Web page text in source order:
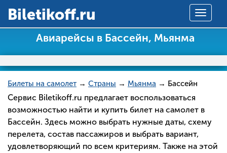
Toggle
Вiletikoff.ru
Авиарейсы в Бассейн, Мьянма
Билеты на самолет → Страны → Мьянма → Бассейн
Сервис Biletikoff.ru предлагает воспользоваться
возможностью найти и купить билет на самолет в
Бассейн. Здесь можно выбрать нужные даты, схему
перелета, состав пассажиров и выбрать вариант,
удовлетворяющий по всем критериям. Также на этой